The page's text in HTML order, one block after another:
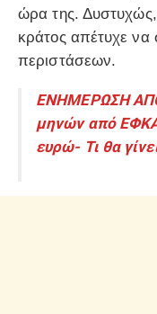
ώρα της. Δυστυχώς,
κράτος απέτυχε να
περιστάσεων.
ΕΝΗΜΕΡΩΣΗ
μηνών από
ευρώ- Τι θα